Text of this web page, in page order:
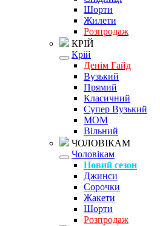
Шорти
Жилети
Розпродаж
КРІЙ
Крій
Денім Гайд
Вузький
Прямий
Класичний
Супер Вузький
MOM
Вільний
ЧОЛОВІКАМ
Чоловікам
Новий сезон
Джинси
Сорочки
Жакети
Шорти
Розпродаж